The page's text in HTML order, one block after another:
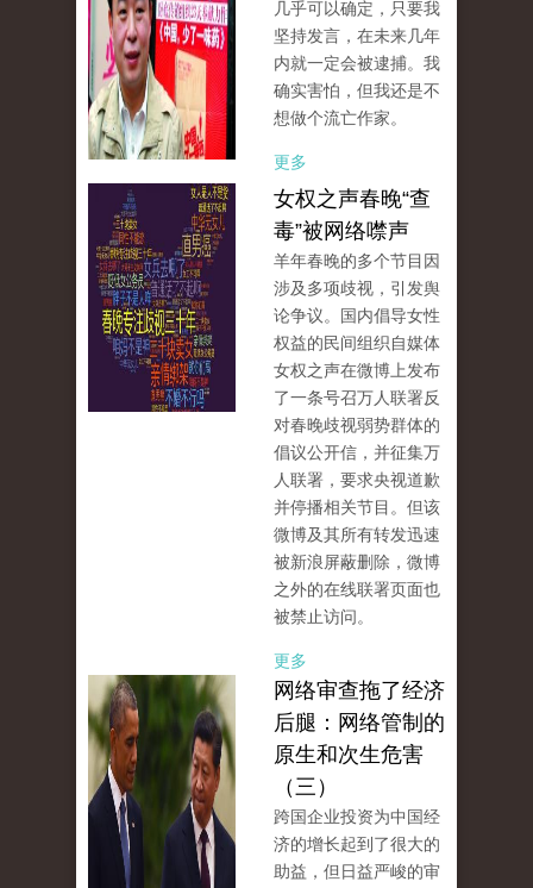
几乎可以确定，只要我
坚持发言，在未来几年
内就一定会被逮捕。我
确实害怕，但我还是不
想做个流亡作家。
更多
女权之声春晚“查
毒”被网络噤声
羊年春晚的多个节目因
涉及多项歧视，引发舆
论争议。国内倡导女性
权益的民间组织自媒体
女权之声在微博上发布
了一条号召万人联署反
对春晚歧视弱势群体的
倡议公开信，并征集万
人联署，要求央视道歉
并停播相关节目。但该
微博及其所有转发迅速
被新浪屏蔽删除，微博
之外的在线联署页面也
被禁止访问。
更多
网络审查拖了经济
后腿：网络管制的
原生和次生危害
（三）
跨国企业投资为中国经
济的增长起到了很大的
助益，但日益严峻的审